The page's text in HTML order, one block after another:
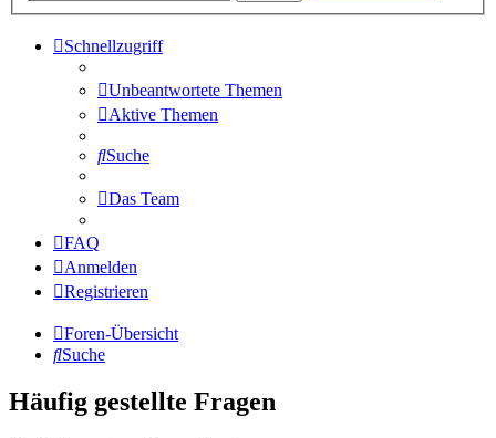
Schnellzugriff
Unbeantwortete Themen
Aktive Themen
Suche
Das Team
FAQ
Anmelden
Registrieren
Foren-Übersicht
Suche
Häufig gestellte Fragen